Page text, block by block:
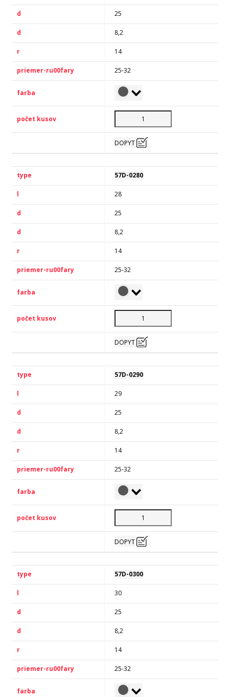
25
8,2
14
25-32
DOPYT
57D-0280
28
25
8,2
14
25-32
DOPYT
57D-0290
29
25
8,2
14
25-32
DOPYT
57D-0300
30
25
8,2
14
25-32